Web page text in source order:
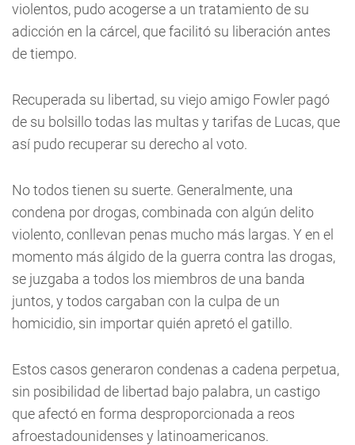
violentos, pudo acogerse a un tratamiento de su
adicción en la cárcel, que facilitó su liberación antes
de tiempo.
Recuperada su libertad, su viejo amigo Fowler pagó
de su bolsillo todas las multas y tarifas de Lucas, que
así pudo recuperar su derecho al voto.
No todos tienen su suerte. Generalmente, una
condena por drogas, combinada con algún delito
violento, conllevan penas mucho más largas. Y en el
momento más álgido de la guerra contra las drogas,
se juzgaba a todos los miembros de una banda
juntos, y todos cargaban con la culpa de un
homicidio, sin importar quién apretó el gatillo.
Estos casos generaron condenas a cadena perpetua,
sin posibilidad de libertad bajo palabra, un castigo
que afectó en forma desproporcionada a reos
afroestadounidenses y latinoamericanos.